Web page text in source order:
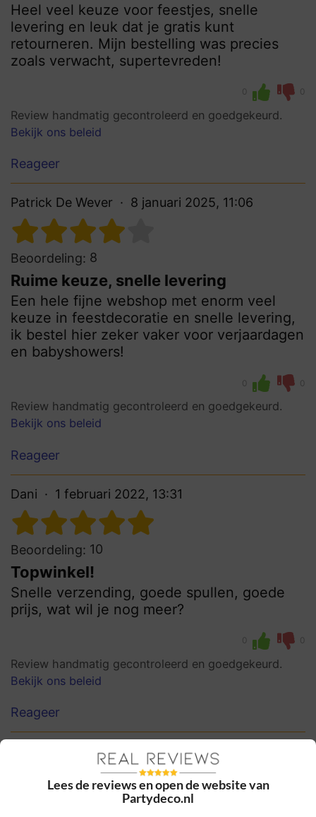
Heel veel keuze voor feestjes, snelle
levering en leuk dat je gratis kunt
retourneren. Mijn bestelling was precies
zoals verwacht, supertevreden!
0 0
Review handmatig gecontroleerd en goedgekeurd.
Bekijk ons beleid
Reageer
Patrick De Wever 8 januari 2025, 11:06
Beoordeling: 8
Ruime keuze, snelle levering
Een hele fijne webshop met enorm veel
keuze in feestdecoratie en snelle levering,
ik bestel hier zeker vaker voor verjaardagen
en babyshowers!
0 0
Review handmatig gecontroleerd en goedgekeurd.
Bekijk ons beleid
Reageer
Dani 1 februari 2022, 13:31
Beoordeling: 10
Topwinkel!
Snelle verzending, goede spullen, goede
prijs, wat wil je nog meer?
0 0
Review handmatig gecontroleerd en goedgekeurd.
Bekijk ons beleid
Reageer
Schrijf een review
Het e-mailadres en bestelnummer worden niet
gepubliceerd. Vereiste velden zijn gemarkeerd
Lees de reviews en open de website van
Partydeco.nl